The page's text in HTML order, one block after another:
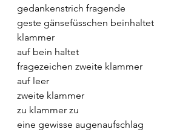
gedankenstrich fragende
geste gänsefüsschen beinhaltet
klammer
auf bein haltet
fragezeichen zweite klammer
auf leer
zweite klammer
zu klammer zu
eine gewisse augenaufschlag